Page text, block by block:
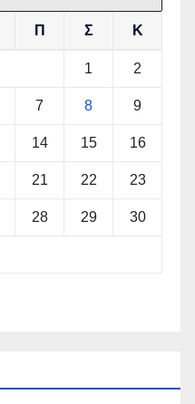
Π Σ Κ
1 2
7 8 9
14 15 16
21 22 23
28 29 30